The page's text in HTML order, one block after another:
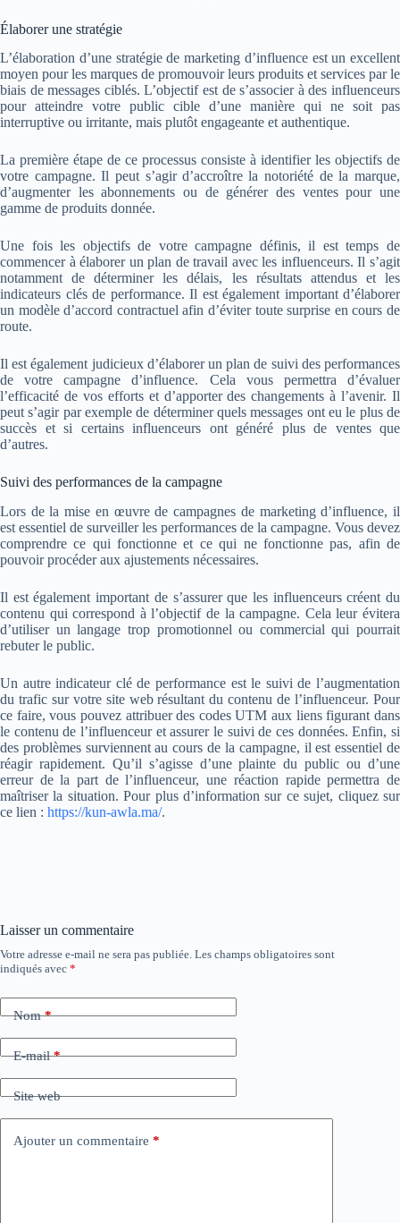
Élaborer une stratégie
L’élaboration d’une stratégie de marketing d’influence est un excellent
moyen pour les marques de promouvoir leurs produits et services par le
biais de messages ciblés. L’objectif est de s’associer à des influenceurs
pour atteindre votre public cible d’une manière qui ne soit pas
interruptive ou irritante, mais plutôt engageante et authentique.
La première étape de ce processus consiste à identifier les objectifs de
votre campagne. Il peut s’agir d’accroître la notoriété de la marque,
d’augmenter les abonnements ou de générer des ventes pour une
gamme de produits donnée.
Une fois les objectifs de votre campagne définis, il est temps de
commencer à élaborer un plan de travail avec les influenceurs. Il s’agit
notamment de déterminer les délais, les résultats attendus et les
indicateurs clés de performance. Il est également important d’élaborer
un modèle d’accord contractuel afin d’éviter toute surprise en cours de
route.
Il est également judicieux d’élaborer un plan de suivi des performances
de votre campagne d’influence. Cela vous permettra d’évaluer
l’efficacité de vos efforts et d’apporter des changements à l’avenir. Il
peut s’agir par exemple de déterminer quels messages ont eu le plus de
succès et si certains influenceurs ont généré plus de ventes que
d’autres.
Suivi des performances de la campagne
Lors de la mise en œuvre de campagnes de marketing d’influence, il
est essentiel de surveiller les performances de la campagne. Vous devez
comprendre ce qui fonctionne et ce qui ne fonctionne pas, afin de
pouvoir procéder aux ajustements nécessaires.
Il est également important de s’assurer que les influenceurs créent du
contenu qui correspond à l’objectif de la campagne. Cela leur évitera
d’utiliser un langage trop promotionnel ou commercial qui pourrait
rebuter le public.
Un autre indicateur clé de performance est le suivi de l’augmentation
du trafic sur votre site web résultant du contenu de l’influenceur. Pour
ce faire, vous pouvez attribuer des codes UTM aux liens figurant dans
le contenu de l’influenceur et assurer le suivi de ces données. Enfin, si
des problèmes surviennent au cours de la campagne, il est essentiel de
réagir rapidement. Qu’il s’agisse d’une plainte du public ou d’une
erreur de la part de l’influenceur, une réaction rapide permettra de
maîtriser la situation. Pour plus d’information sur ce sujet, cliquez sur
ce lien : https://kun-awla.ma/.
Laisser un commentaire
Votre adresse e-mail ne sera pas publiée. Les champs obligatoires sont
indiqués avec *
Nom*
E-mail*
Site web
Ajouter un commentaire *